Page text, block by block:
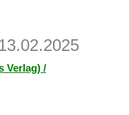
Verlag) /